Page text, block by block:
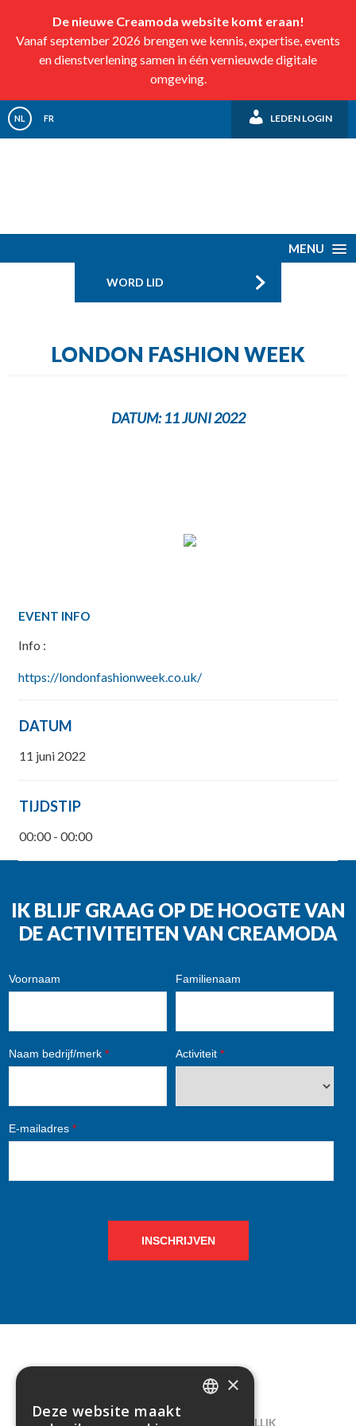
De nieuwe Creamoda website komt eraan!
Vanaf september 2026 brengen we kennis, expertise, events
en dienstverlening samen in één vernieuwde digitale
omgeving.
NL FR LEDEN LOGIN
MENU
WORD LID
LONDON FASHION WEEK
DATUM:11 JUNI 2022
EVENT INFO
Info :
https://londonfashionweek.co.uk/
DATUM
11 juni 2022
TIJDSTIP
00:00 - 00:00
IK BLIJF GRAAG OP DE HOOGTE VAN
DE ACTIVITEITEN VAN CREAMODA
Voornaam Familienaam
Naam bedrijf/merk * Activiteit *
E-mailadres *
INSCHRIJVEN
CONTACT
LELIEGAARDE 22, B-1731 ZELLIK
×
Deze website maakt